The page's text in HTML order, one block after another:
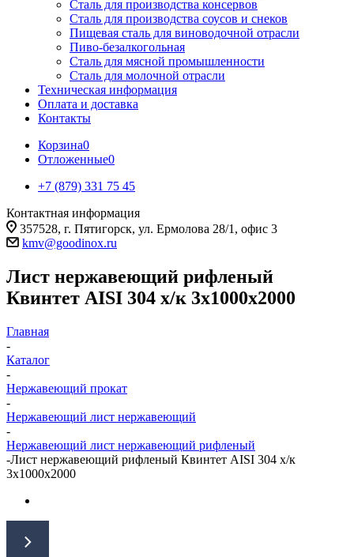
Сталь для производства консервов
Сталь для производства соусов и снеков
Пищевая сталь для виноводочной отрасли
Пиво-безалкогольная
Сталь для мясной промышленности
Сталь для молочной отрасли
Техническая информация
Оплата и доставка
Контакты
Корзина0
Отложенные0
+7 (879) 331 75 45
Контактная информация
357528, г. Пятигорск, ул. Ермолова 28/1, офис 3
kmv@goodinox.ru
Лист нержавеющий рифленый
Квинтет AISI 304 х/к 3х1000х2000
Главная
-
Каталог
-
Нержавеющий прокат
-
Нержавеющий лист нержавеющий
-
Нержавеющий лист нержавеющий рифленый
-Лист нержавеющий рифленый Квинтет AISI 304 х/к
3х1000х2000